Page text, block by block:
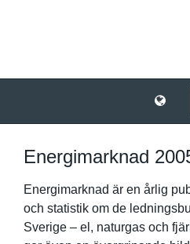
Energimarknad
Energimark­nad är en årlig
och statistik om de
Sverige – el, naturgas och